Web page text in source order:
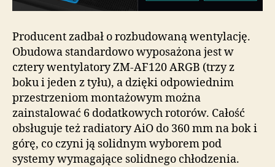
Producent zadbał o rozbudowaną wentylację.
Obudowa standardowo wyposażona jest w
cztery wentylatory ZM-AF120 ARGB (trzy z
boku i jeden z tyłu), a dzięki odpowiednim
przestrzeniom montażowym można
zainstalować 6 dodatkowych rotorów. Całość
obsługuje też radiatory AiO do 360 mm na bok i
górę, co czyni ją solidnym wyborem pod
systemy wymagające solidnego chłodzenia.